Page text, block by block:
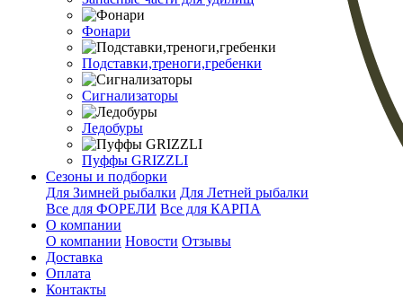
Фонари
Подставки,треноги,гребенки
Сигнализаторы
Ледобуры
Пуффы GRIZZLI
Сезоны и подборки
Для Зимней рыбалки Для Летней рыбалки
Все для ФОРЕЛИ Все для КАРПА
О компании
О компании Новости Отзывы
Доставка
Оплата
Контакты